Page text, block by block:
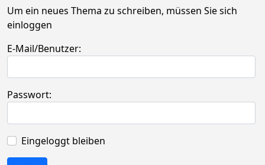
Um ein neues Thema zu schreiben, müssen Sie sich
einloggen
E-Mail/Benutzer:
Passwort:
Eingeloggt bleiben